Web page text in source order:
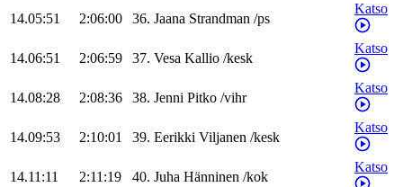
14.05:51 2:06:00 36. Jaana Strandman /ps
Katso
14.06:51 2:06:59 37. Vesa Kallio /kesk
Katso
14.08:28 2:08:36 38. Jenni Pitko /vihr
Katso
14.09:53 2:10:01 39. Eerikki Viljanen /kesk
Katso
14.11:11 2:11:19 40. Juha Hänninen /kok
Katso